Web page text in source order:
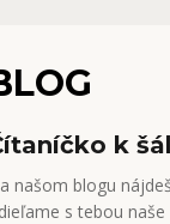
k
našom blogu nájdeš
s tebou